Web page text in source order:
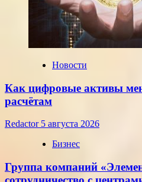
среду,
22
июля
2026
года
Новости
Как цифровые активы
расчётам
Redactor 5 августа 2026
Бизнес
Группа компаний